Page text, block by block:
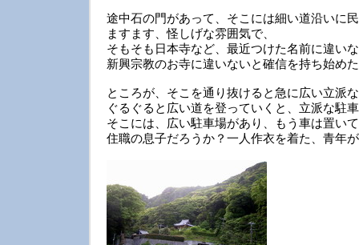
途中石の門があって、そこには細い道沿いに
ますます、怪しげな雰囲気で、
そもそも日本寺など、最近つけた名前に違い
新興宗教のお寺に違いないと確信を持ち始め
ところが、そこを通り抜けると急に広い立派
ぐるぐると広い道を登っていくと、立派な駐
そこには、広い駐車場があり、もう車は置い
住職の息子だろうか？一人作衣を着た、青年